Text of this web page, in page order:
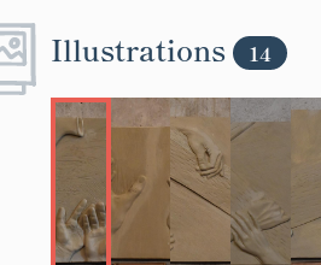
Illustrations 14